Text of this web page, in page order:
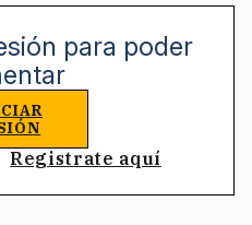
para poder
Registrate aquí